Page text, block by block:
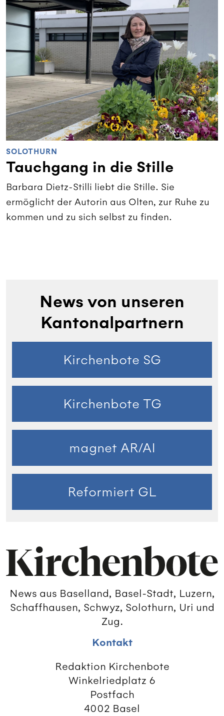
SOLOTHURN
Tauchgang in die Stille
Barbara Dietz-Stilli liebt die Stille. Sie
ermöglicht der Autorin aus Olten, zur Ruhe zu
kommen und zu sich selbst zu finden.
News von unseren
Kantonalpartnern
Kirchenbote SG
Kirchenbote TG
magnet AR/AI
Reformiert GL
News aus Baselland, Basel-Stadt, Luzern,
Schaffhausen, Schwyz, Solothurn, Uri und
Zug.
Kontakt
Redaktion Kirchenbote
Winkelriedplatz 6
Postfach
4002 Basel